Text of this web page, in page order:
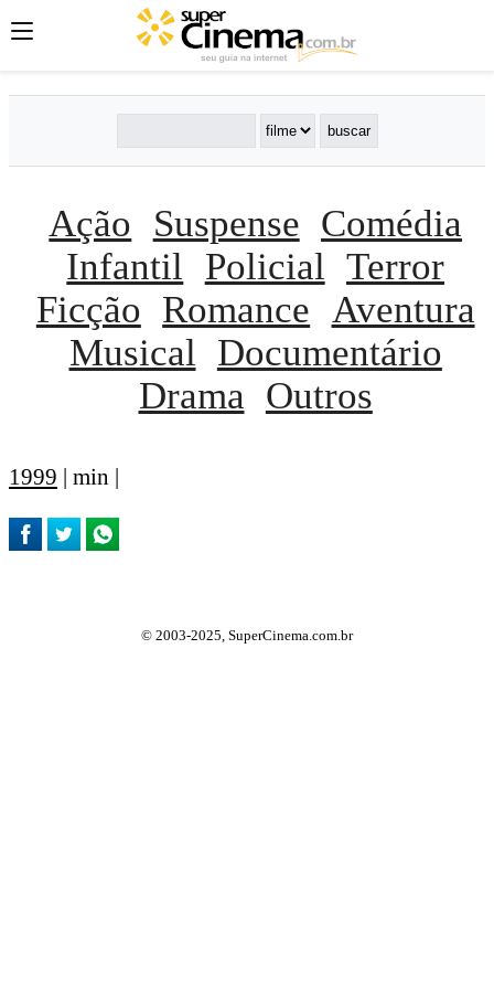
Ação Suspense Comédia
Infantil
Policial Terror
Ficção Romance Aventura
Musical
Documentário
Drama Outros
1999 | min |
© 2003-2025, SuperCinema.com.br